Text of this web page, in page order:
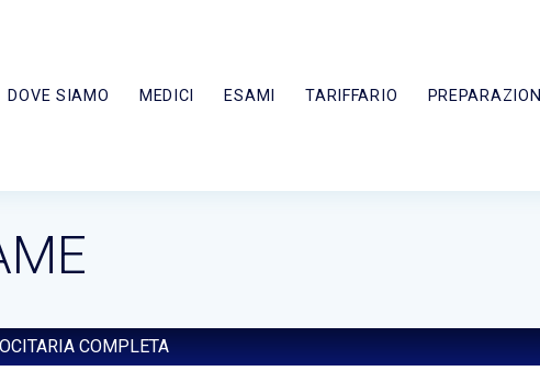
DOVE SIAMO MEDICI ESAMI TARIFFARIO PREPARAZIONI
COMPLETA